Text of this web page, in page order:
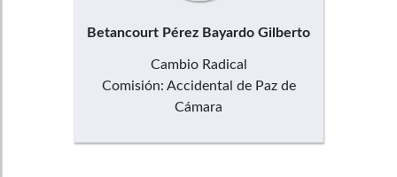
Betancourt Pérez Bayardo Gilberto
Cambio Radical
Comisión: Accidental de Paz de
Cámara